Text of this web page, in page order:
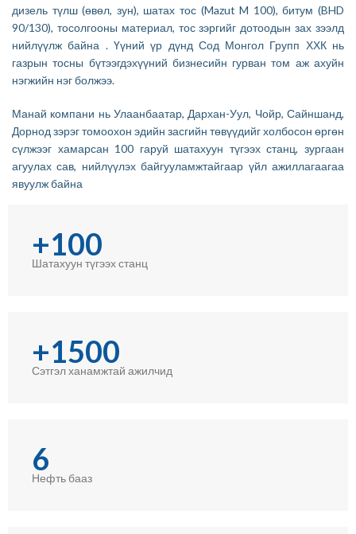
дизель түлш (өвөл, зун), шатах тос (Mazut M 100), битум (BHD
90/130), тосолгооны материал, тос зэргийг дотоодын зах зээлд
нийлүүлж байна . Үүний үр дүнд Сод Монгол Групп ХХК нь
газрын тосны бүтээгдэхүүний бизнесийн гурван том аж ахуйн
нэгжийн нэг болжээ.
Манай компани нь Улаанбаатар, Дархан-Уул, Чойр, Сайншанд,
Дорнод зэрэг томоохон эдийн засгийн төвүүдийг холбосон өргөн
сүлжээг хамарсан 100 гаруй шатахуун түгээх станц, зургаан
агуулах сав, нийлүүлэх байгууламжтайгаар үйл ажиллагаагаа
явуулж байна
+100
Шатахуун түгээх станц
+1500
Сэтгэл ханамжтай ажилчид
6
Нефть бааз